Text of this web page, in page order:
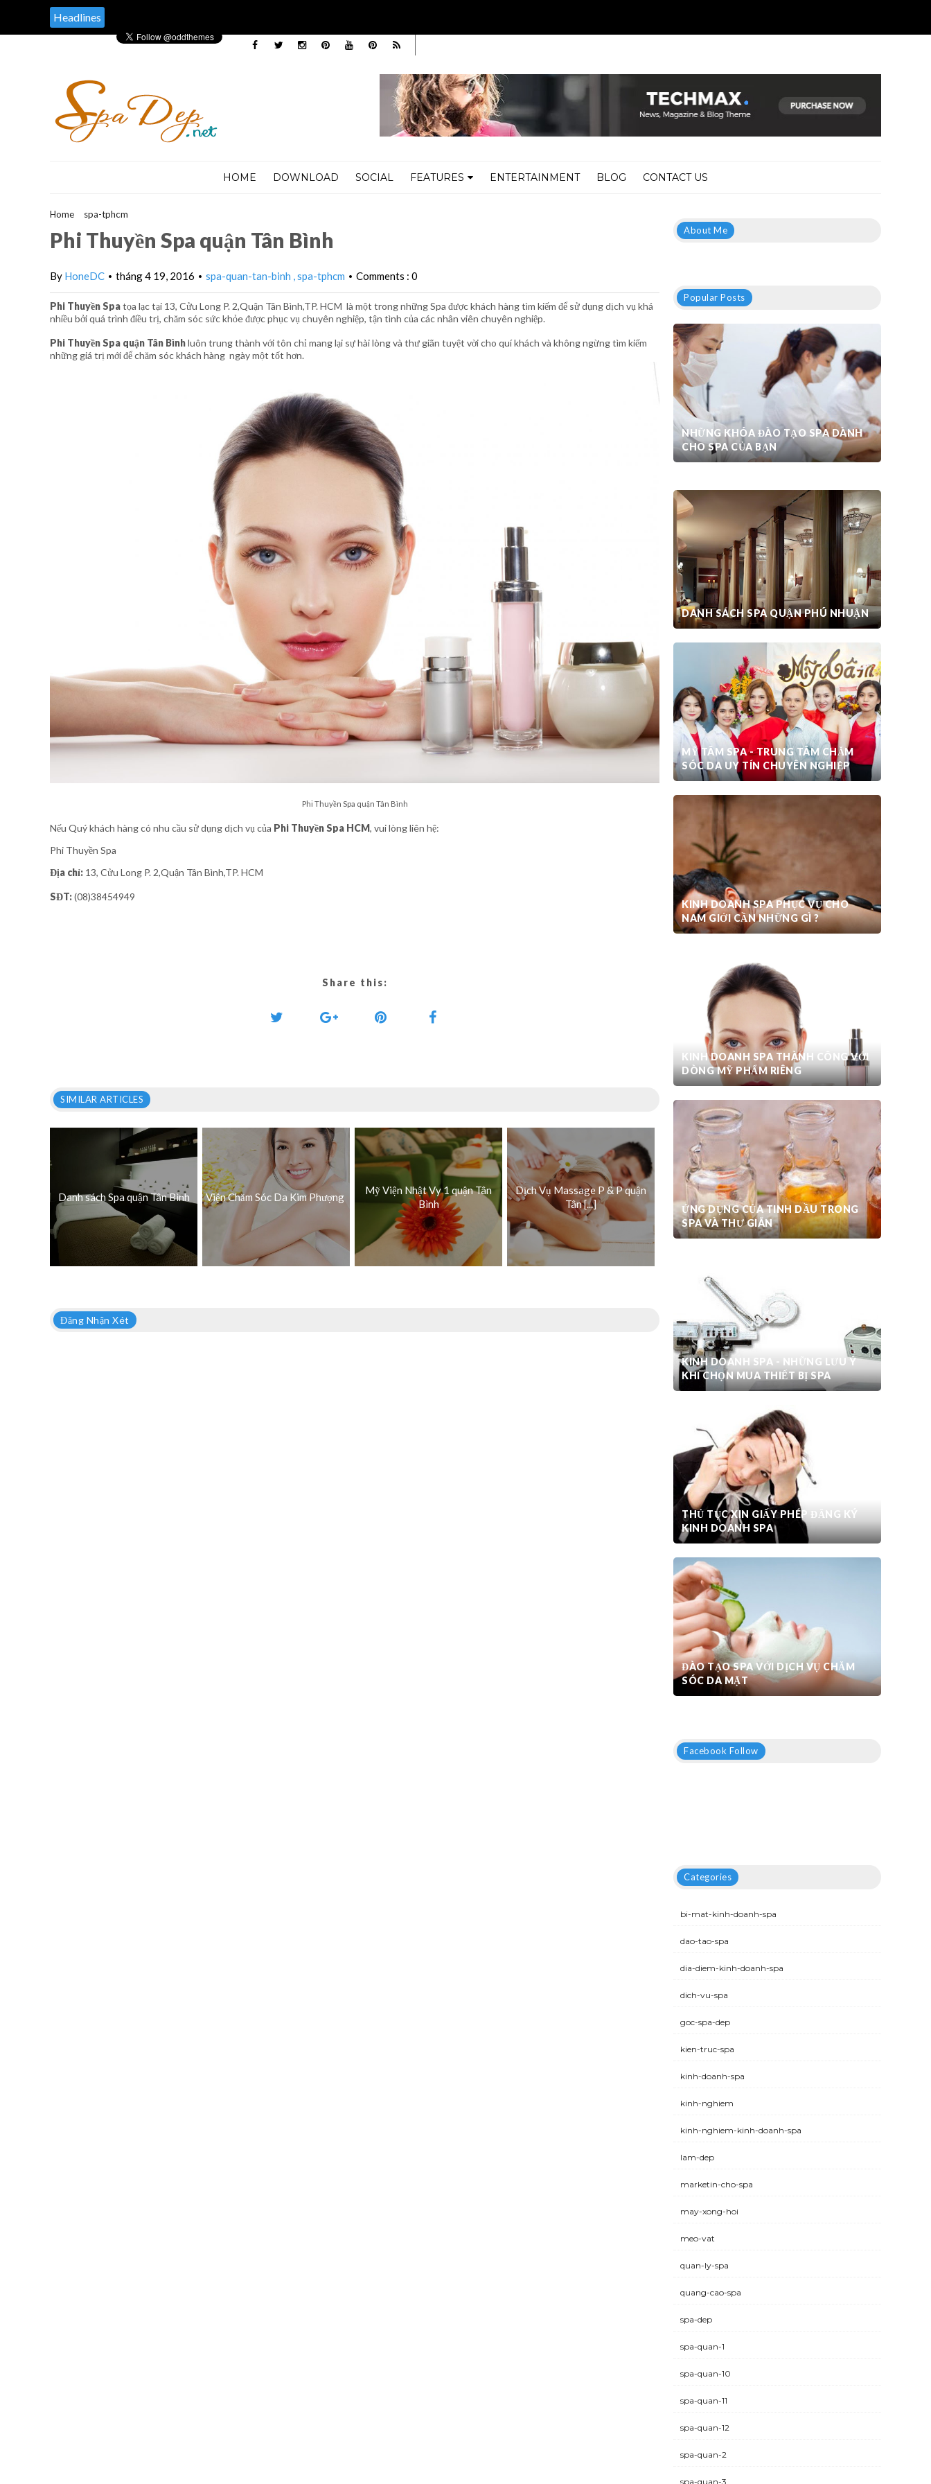
Headlines
HOME DOWNLOAD SOCIAL FEATURES ENTERTAINMENT BLOG CONTACT US
Home spa-tphcm
Phi Thuyền Spa quận Tân Bình
By HoneDC • tháng 4 19, 2016 • spa-quan-tan-binh spa-tphcm • Comments : 0
Phi Thuyền Spatọa lạc tại 13, Cửu Long P. 2,Quận Tân Bình,TP. HCM là một trong những Spa được khách hàng tìm kiếm để sử dụng dịch vụ khá
nhiều bởi quá trình điều trị, chăm sóc sức khỏe được phục vụ chuyên nghiệp, tận tình của các nhân viên chuyên nghiệp.
Phi Thuyền Spa quận Tân Bìnhluôn trung thành với tôn chỉ mang lại sự hài lòng và thư giãn tuyệt vời cho quí khách và không ngừng tìm kiếm
những giá trị mới để chăm sóc khách hàng ngày một tốt hơn.
Phi Thuyền Spa quận Tân Bình
Nếu Quý khách hàng có nhu cầu sử dụng dịch vụ của Phi Thuyền Spa HCM, vui lòng liên hệ:
Phi Thuyền Spa
Địa chỉ: 13, Cửu Long P. 2,Quận Tân Bình,TP. HCM
SĐT:(08)38454949
Share this:
SIMILAR ARTICLES
Danh sách Spa quận Tân Bình Viện Chăm Sóc Da Kim Phượng
Mỹ Viện Nhật Vy 1 quận Tân
Bình
Dịch Vụ Massage P & P quận
Tân [...]
Đăng Nhận Xét
About Me
Popular Posts
NHỮNG KHÓA ĐÀO TẠO SPA DÀNH
CHO SPA CỦA BẠN
THIẾT KẾ SPA CHUYÊN NGHIỆP
DANH SÁCH SPA QUẬN PHÚ NHUẬN
MỸ TÂM SPA - TRUNG TÂM CHĂM
SÓC DA UY TÍN CHUYÊN NGHIỆP
KINH DOANH SPA PHỤC VỤ CHO
NAM GIỚI CẦN NHỮNG GÌ ?
KINH DOANH SPA THÀNH CÔNG VỚI
DÒNG MỸ PHẨM RIÊNG
ỨNG DỤNG CỦA TINH DẦU TRONG
SPA VÀ THƯ GIÃN
KINH DOANH SPA - NHỮNG LƯU Ý
KHI CHỌN MUA THIẾT BỊ SPA
THỦ TỤC XIN GIẤY PHÉP ĐĂNG KÝ
KINH DOANH SPA
ĐÀO TẠO SPA VỚI DỊCH VỤ CHĂM
SÓC DA MẶT
Facebook Follow
Categories
bi-mat-kinh-doanh-spa
dao-tao-spa
dia-diem-kinh-doanh-spa
dich-vu-spa
goc-spa-dep
kien-truc-spa
kinh-doanh-spa
kinh-nghiem
kinh-nghiem-kinh-doanh-spa
lam-dep
marketin-cho-spa
may-xong-hoi
meo-vat
quan-ly-spa
quang-cao-spa
spa-dep
spa-quan-1
spa-quan-10
spa-quan-11
spa-quan-12
spa-quan-2
spa-quan-3